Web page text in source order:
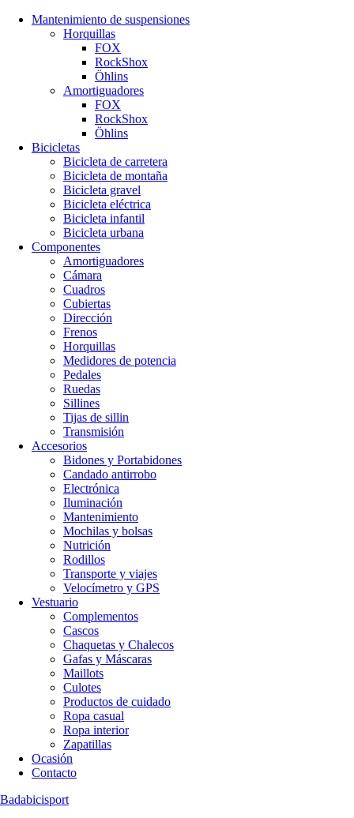
Mantenimiento de suspensiones
Horquillas
FOX
RockShox
Öhlins
Amortiguadores
FOX
RockShox
Öhlins
Bicicletas
Bicicleta de carretera
Bicicleta de montaña
Bicicleta gravel
Bicicleta eléctrica
Bicicleta infantil
Bicicleta urbana
Componentes
Amortiguadores
Cámara
Cuadros
Cubiertas
Dirección
Frenos
Horquillas
Medidores de potencia
Pedales
Ruedas
Sillines
Tijas de sillin
Transmisión
Accesorios
Bidones y Portabidones
Candado antirrobo
Electrónica
Iluminación
Mantenimiento
Mochilas y bolsas
Nutrición
Rodillos
Transporte y viajes
Velocímetro y GPS
Vestuario
Complementos
Cascos
Chaquetas y Chalecos
Gafas y Máscaras
Maillots
Culotes
Productos de cuidado
Ropa casual
Ropa interior
Zapatillas
Ocasión
Contacto
Badabicisport